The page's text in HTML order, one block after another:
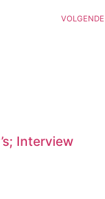
VOLGENDE
Interview